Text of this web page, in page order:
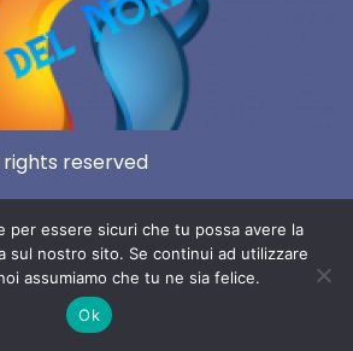
rights reserved
per essere sicuri che tu possa avere la
sul nostro sito. Se continui ad utilizzare
assumiamo che tu ne sia felice.
Ok